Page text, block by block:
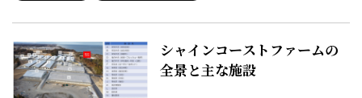
シャインコーストファームの
全景と主な施設